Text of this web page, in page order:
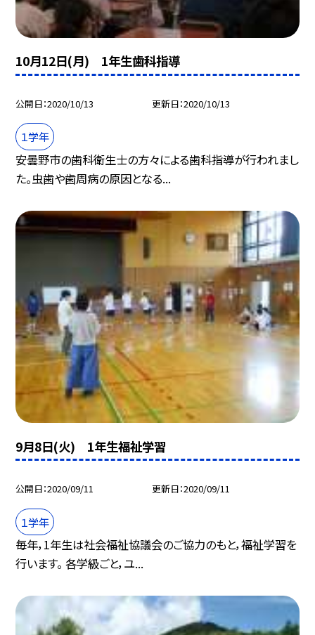
10月12日(月) 1年生歯科指導
公開日 2020/10/13 更新日 2020/10/13
１学年
安曇野市の歯科衛生士の方々による歯科指導が行われまし
た。虫歯や歯周病の原因となる...
9月8日(火) 1年生福祉学習
公開日 2020/09/11 更新日 2020/09/11
１学年
毎年，1年生は社会福祉協議会のご協力のもと，福祉学習を
行います。 各学級ごと，ユ...